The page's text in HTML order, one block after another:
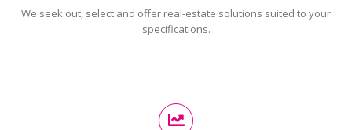
We seek out, select and offer real-estate solutions suited to your
specifications.